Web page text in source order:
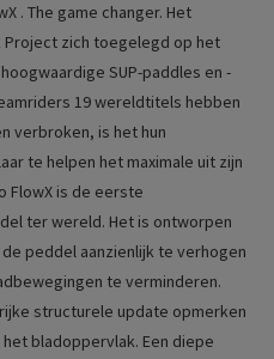
. The game changer. Het
Project zich toegelegd op het
SUP-paddles en -
19 wereldtitels hebben
verbroken, is het hun
te helpen het maximale uit zijn
FlowX is de eerste
ter wereld. Het is ontworpen
peddel aanzienlijk te verhogen
te verminderen.
structurele update opmerken
bladoppervlak. Een diepe